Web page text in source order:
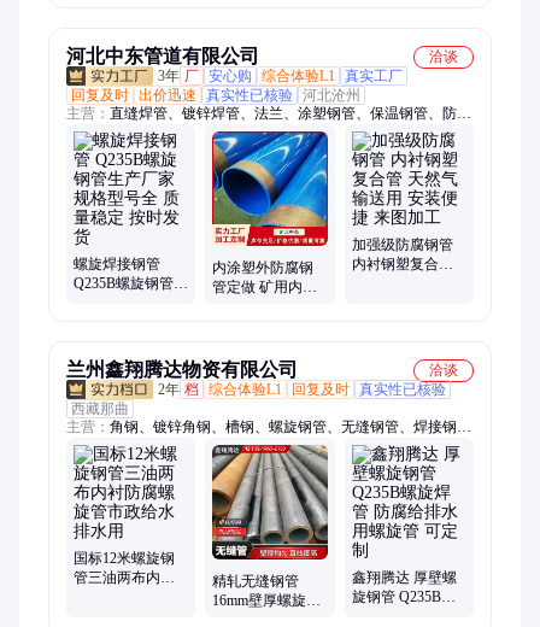
河北中东管道有限公司
洽谈
3年 厂 安心购 综合体验L1
真实工厂
回复及时 出价迅速 真实性已核验 河北沧州
主营： 直缝焊管、镀锌焊管、法兰、涂塑钢管、保温钢管、防腐
钢管、螺旋钢管、涂塑复合钢管、防腐螺旋钢管、螺旋焊管、无
缝钢管、镀锌钢管、3PE防腐钢管、螺旋管、保温螺旋钢管、内
外涂塑钢管、螺旋地桩、防腐涂塑钢管、弯头、钢塑复合管、保
温管、镀锌管、注浆管、声测管、预制钢筋桩
螺旋焊接钢管
Q235B螺旋钢管生
内涂塑外防腐钢
管定做 矿用内外
加强级防腐钢管
内衬钢塑复合管
兰州鑫翔腾达物资有限公司
洽谈
2年 档 综合体验L1 回复及时 真实性已核验
西藏那曲
主营： 角钢、镀锌角钢、槽钢、螺旋钢管、无缝钢管、焊接钢
管、不锈钢管、保温钢管、防腐钢管、镀锌钢管、镀锌槽钢、架
杆管、工字钢、热浸塑穿线管、H型钢
国标12米螺旋钢
管三油两布内衬
精轧无缝钢管
16mm壁厚螺旋钢
鑫翔腾达 厚壁螺
旋钢管 Q235B螺